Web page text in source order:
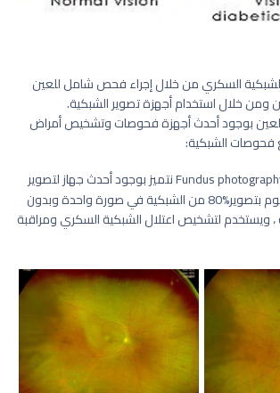
السكري من خلال إجراء فحص شامل للعين
خلال استخدام أجهزة تصوير الشبكية.
العين بوجود أحدث أجهزة فحوصات وتشخيص أمراض
فحوصات الشبكية:
Fundus photography نتميز بوجود أحدث جهاز لتصوير
الشبكية Optos ، إذ يقوم بتصوير%80 من الشبكية في صورة واحدة وبدون
، ويستخدم لتشخيص اعتلال الشبكية السكري ومراقبة